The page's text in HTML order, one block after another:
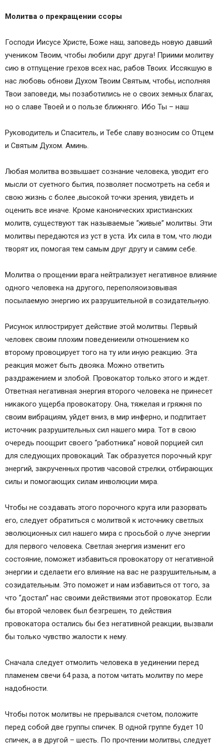
Молитва о прекращении ссоры
Господи Иисусе Христе, Боже наш, заповедь новую давший
учеником Твоим, чтобы любили друг друга! Приими молитву
сию в отпущение грехов всех нас, рабов Твоих. Иссякшую в
нас любовь обнови Духом Твоим Святым, чтобы, исполняя
Твои заповеди, мы позаботились не о своих земных благах,
но о славе Твоей и о пользе ближняго. Ибо Ты – наш
Руководитель и Спаситель, и Тебе славу возносим со Отцем
и Святым Духом. Аминь.
Любая молитва возвышает сознание человека, уводит его
мысли от суетного бытия, позволяет посмотреть на себя и
свою жизнь с более ,высокой точки зрения, увидеть и
оценить все иначе. Кроме канонических христианских
молитв, существуют так называемые “живые” молитвы. Эти
молитвы передаются из уст в уста. Их сила в том, что люди
творят их, помогая тем самым друг другу и самим себе.
Молитва о прощении врага нейтрализует негативное влияние
одного человека на другого, переполяоизовывая
посылаемую энергию их разрушительной в созидательную.
Рисунок иллюстрирует действие этой молитвы. Первый
человек своим плохим поведениеили отношением ко
второму провоцирует того на ту или иную реакцию. Эта
реакция может быть двояка. Можно ответить
раздражением и злобой. Провокатор только этого и ждет.
Ответная негативная энергия второго человека не принесет
никакого ущерба провокатору. Она, тяжелая и гряжня по
своим вибрациям, уйдет вниз, в мир инферно, и подпитает
источник разрушительных сил нашего мира. Тот в свою
очередь поощрит своего “работника” новой порцией сил
для следующих провокаций. Так образуется порочный круг
энергий, закрученных против часовой стрелки, отбирающих
силы и помогающих силам инволюции мира.
Чтобы не создавать этого порочного круга или разорвать
его, следует обратиться с молитвой к источнику светлых
эволюционных сил нашего мира с просьбой о луче энергии
для первого человека. Светлая энергия изменит его
состояние, поможет избавиться провокатору от негативной
энергии и сделаети его влияние на вас не разрушительным, а
созидательным. Это поможет и нам избавиться от того, за
что “достал” нас своими действиями этот провокатор. Если
бы второй человек был безгрешен, то действия
провокатора остались бы без негативной реакции, вызвали
бы только чувство жалости к нему.
Сначала следует отмолить человека в уединении перед
пламенем свечи 64 раза, а потом читать молитву по мере
надобности.
Чтобы поток молитвы не прерывался счетом, положите
перед собой две группы спичек. В одной группе будет 10
спичек, а в другой – шесть. По прочтении молитвы, следует